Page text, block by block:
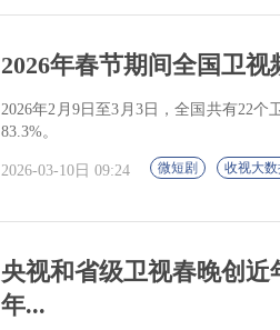
2026年春节期间全国卫
2026年2月9日至3月3日，全国共有22
83.3%。
2026-03-10日 09:24 微短剧 收视大
央视和省级卫视春晚创
年...